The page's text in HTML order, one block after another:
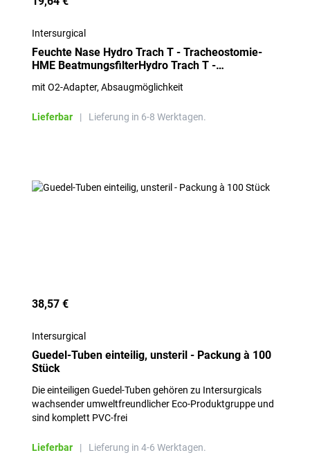
Intersurgical
Feuchte Nase Hydro Trach T - Tracheostomie-
HME BeatmungsfilterHydro Trach T -
à 25 Stück
mit O2-Adapter, Absaugmöglichkeit
Lieferbar | Lieferung in 6-8 Werktagen.
38,57 €
Intersurgical
Guedel-Tuben einteilig, unsteril - Packung à 100
Stück
Die einteiligen Guedel-Tuben gehören zu Intersurgicals
wachsender umweltfreundlicher Eco-Produktgruppe und
sind komplett PVC-frei
Lieferbar | Lieferung in 4-6 Werktagen.